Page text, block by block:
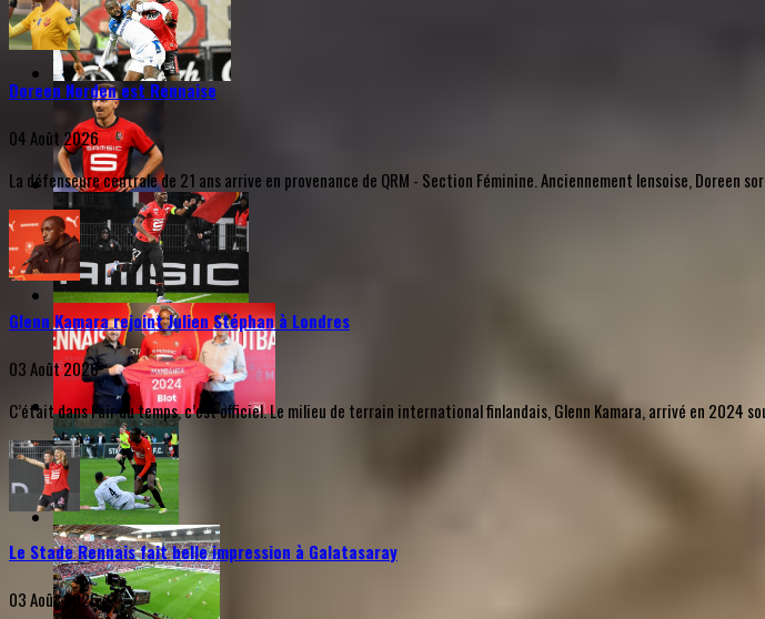
Doreen Norden est Rennaise
04 Août 2026
La défenseure centrale de 21 ans arrive en provenance de QRM - Section Féminine. Anciennement lensoise, Doreen
Glenn Kamara rejoint Julien Stéphan à Londres
03 Août 2026
C’était dans l’air du temps, c’est officiel. Le milieu de terrain international finlandais, Glenn Kamara, arrivé en 2024
Le Stade Rennais fait belle impression à Galatasaray
03 Août 2026